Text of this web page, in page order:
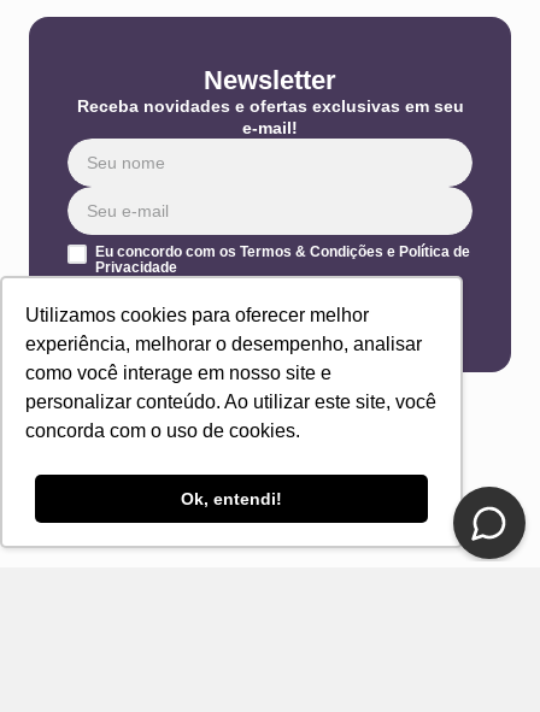
Utilizamos cookies para oferecer melhor
experiência, melhorar o desempenho, analisar
como você interage em nosso site e
personalizar conteúdo. Ao utilizar este site, você
concorda com o uso de cookies.
Ok, entendi!
Newsletter
Receba novidades e ofertas exclusivas em seu
e-mail!
Eu concordo com os Termos & Condições e Política de
Privacidade